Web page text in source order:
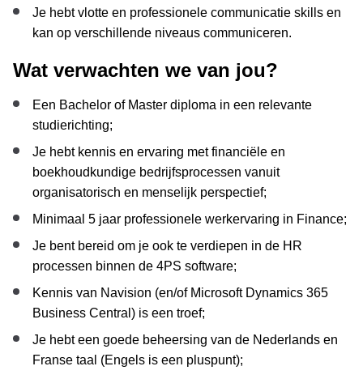
Je hebt vlotte en professionele communicatie skills en
kan op verschillende niveaus communiceren.
Wat verwachten we van jou?
Een Bachelor of Master diploma in een relevante
studierichting;
Je hebt kennis en ervaring met financiële en
boekhoudkundige bedrijfsprocessen vanuit
organisatorisch en menselijk perspectief;
Minimaal 5 jaar professionele werkervaring in Finance;
Je bent bereid om je ook te verdiepen in de HR
processen binnen de 4PS software;
Kennis van Navision (en/of Microsoft Dynamics 365
Business Central) is een troef;
Je hebt een goede beheersing van de Nederlands en
Franse taal (Engels is een pluspunt);